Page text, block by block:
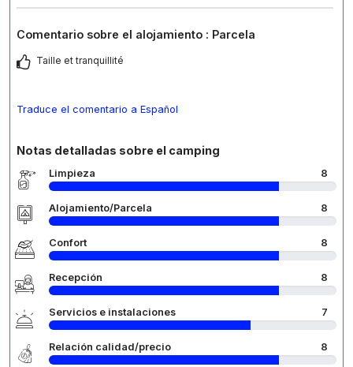
Comentario sobre el alojamiento : Parcela
Taille et tranquillité
Traduce el comentario a Español
Notas detalladas sobre el camping
Limpieza 8
Alojamiento/Parcela 8
Confort 8
Recepción 8
Servicios e instalaciones 7
Relación calidad/precio 8